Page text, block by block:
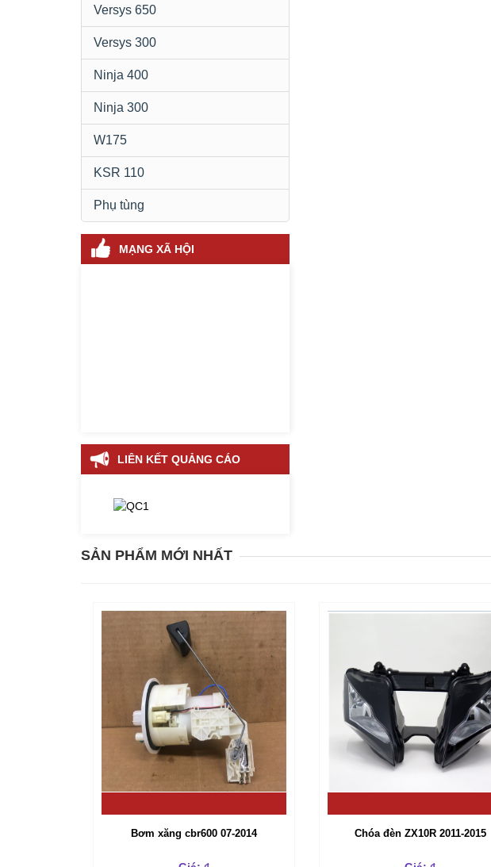
Versys 650
Versys 300
Ninja 400
Ninja 300
W175
KSR 110
Phụ tùng
MẠNG XÃ HỘI
LIÊN KẾT QUẢNG CÁO
SẢN PHẨM MỚI NHẤT
Bơm xăng cbr600 07-2014 Chóa đèn ZX10R 2011-2015